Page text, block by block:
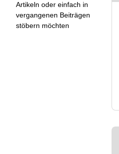
Artikeln oder einfach in
vergangenen Beiträgen
stöbern möchten